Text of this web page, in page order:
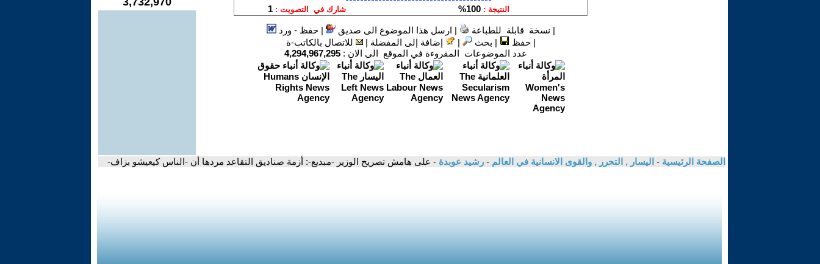
| نسخة قابلة للطباعة | ارسل هذا الموضوع الى صديق |حفظ - ورد
|حفظ | بحث | إضافة إلى المفضلة |
للاتصال بالكاتب-ة
عدد الموضوعات المقروءة في الموقع الى الان : 4,294,967,295
الصفحة الرئيسية - اليسار , التحرر , والقوى الانسانية في العالم - رشيد عوبدة - على هامش تصريح الوزير -مبديع-: أزمة صناديق التقاعد مردها أن -الناس كيعيشو بزاف-